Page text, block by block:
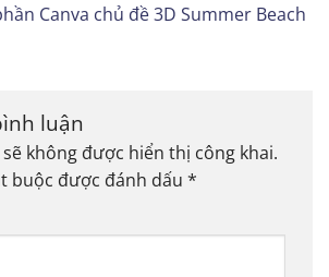
Canva chủ đề 3D Summer Beach
luận
không được hiển thị công khai.
buộc được đánh dấu *